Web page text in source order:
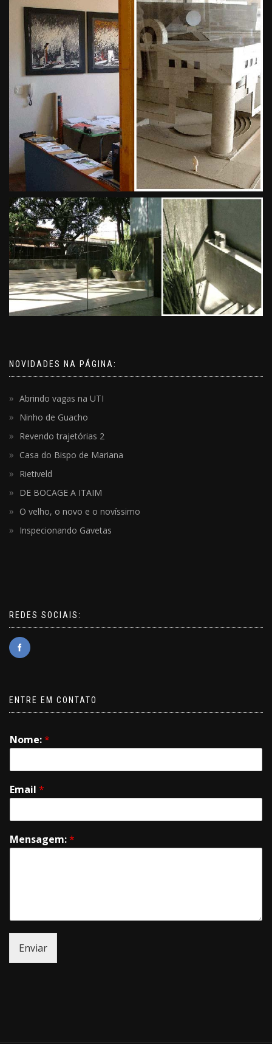
NOVIDADES NA PÁGINA:
Abrindo vagas na UTI
Ninho de Guacho
Revendo trajetórias 2
Casa do Bispo de Mariana
Rietiveld
DE BOCAGE A ITAIM
O velho, o novo e o novíssimo
Inspecionando Gavetas
REDES SOCIAIS:
ENTRE EM CONTATO
Nome:*
Email *
Mensagem:*
Enviar